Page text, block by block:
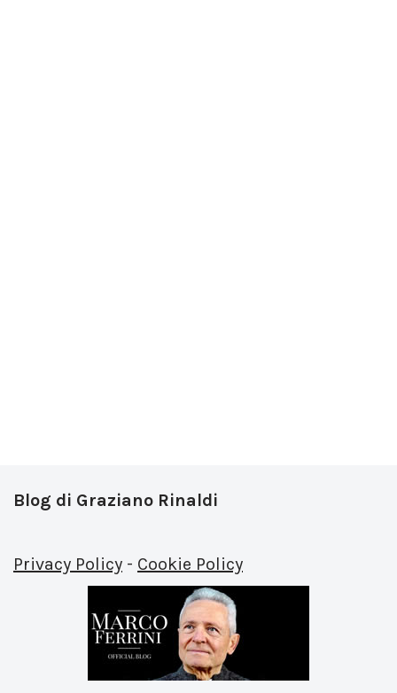
Blog di Graziano Rinaldi
Privacy Policy - Cookie Policy